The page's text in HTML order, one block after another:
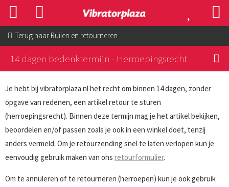
Terug naar Ruilen en retourneren
14 dagen bedenktermijn - Herroepingsrecht
Je hebt bij vibratorplaza.nl het recht om binnen 14 dagen, zonder
opgave van redenen, een artikel retour te sturen
(herroepingsrecht). Binnen deze termijn mag je het artikel bekijken,
beoordelen en/of passen zoals je ook in een winkel doet, tenzij
anders vermeld. Om je retourzending snel te laten verlopen kun je
eenvoudig gebruik maken van ons retourformulier.
Om te annuleren of te retourneren (herroepen) kun je ook gebruik